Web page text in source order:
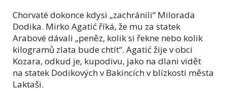
Chorvaté dokonce kdysi „zachránili“ Milorada
Dodika. Mirko Agatić říká, že mu za statek
Arabové dávali „peněz, kolik si řekne nebo kolik
kilogramů zlata bude chtít“. Agatić žije v obci
Kozara, odkud je, kupodivu, jako na dlani vidět
na statek Dodikových v Bakincích v blízkosti města
Laktaši.